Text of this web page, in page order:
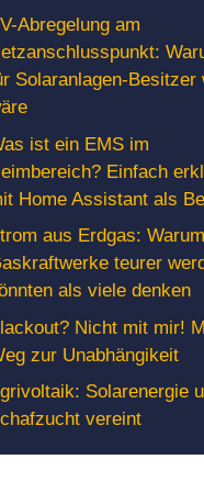
Abregelung am
Solaranlagen-Besitzer
ist ein EMS im
Einfach
Home Assistant als
aus Erdgas:
teurer
als viele denken
Nicht mit mir!
zur Unabhängikeit
Solarenergie
vereint